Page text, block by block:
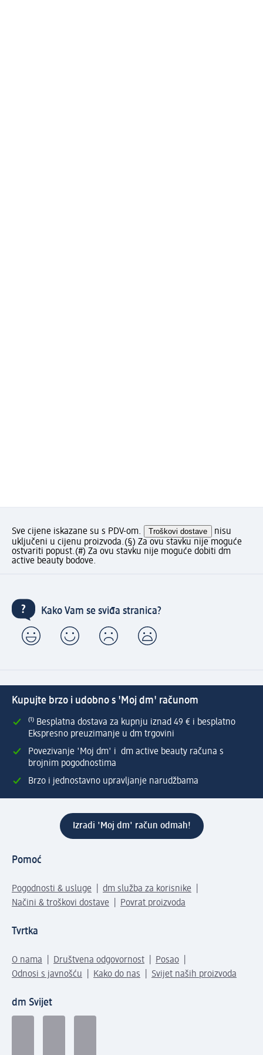
Sve cijene iskazane su s PDV-om. Troškovi dostave
nisu
uključeni u cijenu proizvoda.(§) Za ovu stavku nije moguće
ostvariti popust.(#) Za ovu stavku nije moguće dobiti dm
active beauty bodove.
Kako Vam se sviđa stranica?
Kupujte brzo i udobno s 'Moj dm' računom
⁽¹⁾ Besplatna dostava za kupnju iznad 49 € i besplatno
Ekspresno preuzimanje u dm trgovini
Povezivanje 'Moj dm' i dm active beauty računa s
brojnim pogodnostima
Brzo i jednostavno upravljanje narudžbama
Izradi 'Moj dm' račun odmah!
Pomoć
Pogodnosti & usluge
dm služba za korisnike
Načini & troškovi dostave
Povrat proizvoda
Tvrtka
O nama Društvena odgovornost
Posao
Odnosi s javnošću
Kako do nas Svijet naših proizvoda
dm Svijet